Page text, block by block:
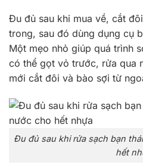
Đu đủ sau khi mua về, cắt
trong, sau đó dùng dụng cụ
Một mẹo nhỏ giúp quá trình
có thể gọt vỏ trước, rửa qua
mới cắt đôi và bào sợi từ
Đu đủ sau khi rửa sạch bạn
hết